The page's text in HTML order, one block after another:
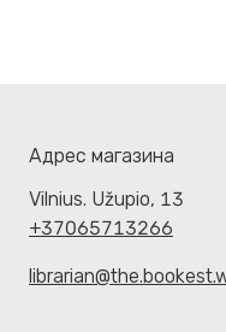
Адрес магазина
Vilnius. Užupio, 13
+37065713266